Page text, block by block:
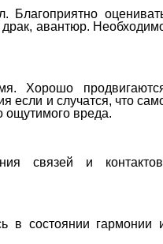
Благоприятно
драк, авантюр.
Хорошо
если и случатся, что
ощутимого вреда.
связей и
в состоянии гармонии